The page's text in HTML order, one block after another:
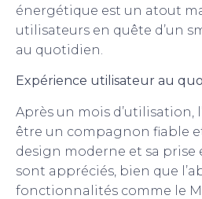
énergétique est un atout
utilisateurs en quête d’un
au quotidien.
Expérience utilisateur au
Après un mois d’utilisation,
être un compagnon fiable
design moderne et sa
sont appréciés, bien que
fonctionnalités comme le